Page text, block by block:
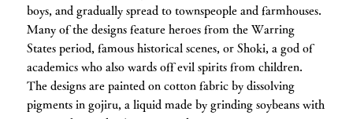
boys, and gradually spread to townspeople and farmhouses.
Many of the designs feature heroes from the Warring
States period, famous historical scenes, or Shoki, a god of
academics who also wards off evil spirits from children.
The designs are painted on cotton fabric by dissolving
pigments in gojiru, a liquid made by grinding soybeans with